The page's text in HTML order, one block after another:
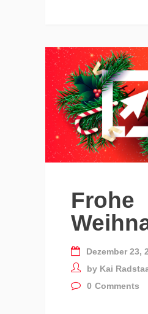
Frohe
Dezember 23,
by Kai
0 Comments